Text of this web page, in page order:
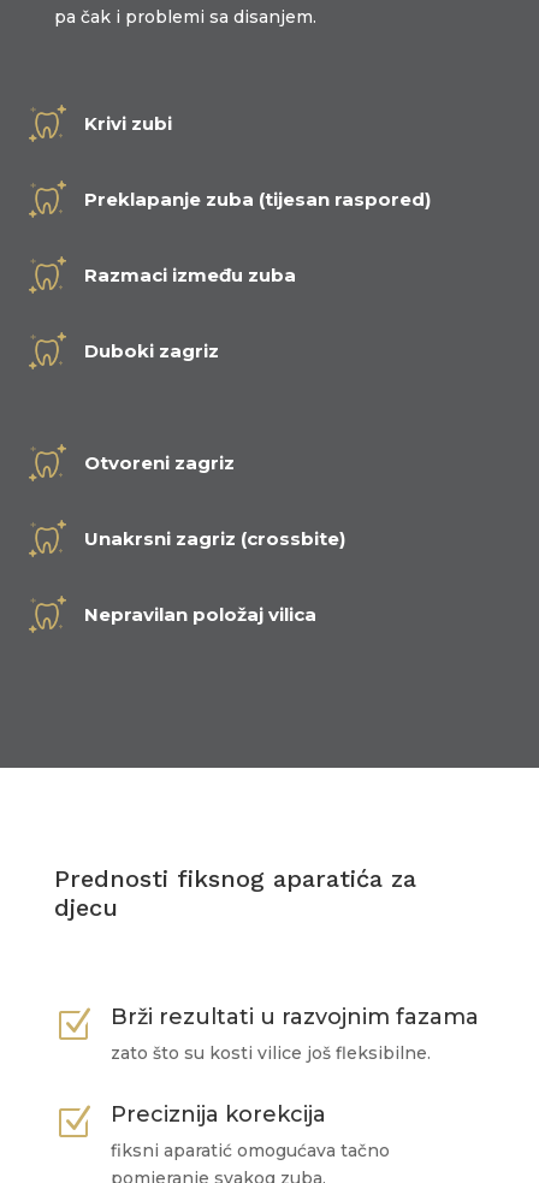
pa čak i problemi sa disanjem.
Krivi zubi
Preklapanje zuba (tijesan raspored)
Razmaci između zuba
Duboki zagriz
Otvoreni zagriz
Unakrsni zagriz (crossbite)
Nepravilan položaj vilica
Prednosti fiksnog aparatića za
djecu
Z Brži rezultati u razvojnim fazama
zato što su kosti vilice još fleksibilne.
Z Preciznija korekcija
fiksni aparatić omogućava tačno
pomjeranje svakog zuba.